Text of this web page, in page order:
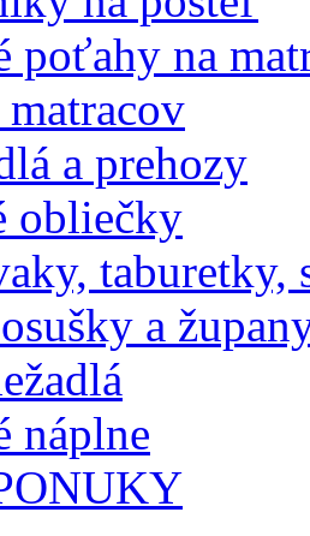
poťahy na
a prehozy
obliečky
taburetky,
a
náplne